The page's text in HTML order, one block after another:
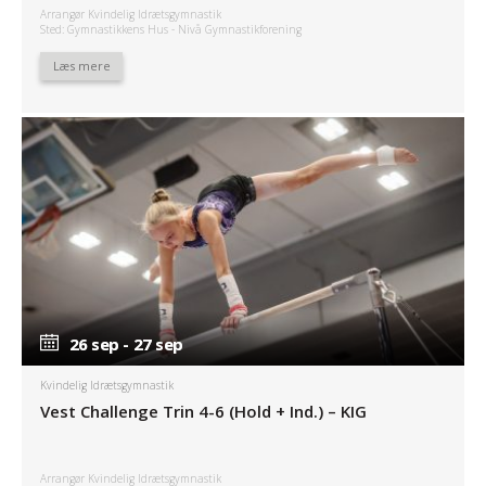
Arrangør Kvindelig Idrætsgymnastik
Sted: Gymnastikkens Hus - Nivå Gymnastikforening
Læs mere
26 sep - 27 sep
26 sep - 27 sep
Kvindelig Idrætsgymnastik
Vest Challenge Trin 4-6 (Hold + Ind.) – KIG
Arrangør Kvindelig Idrætsgymnastik